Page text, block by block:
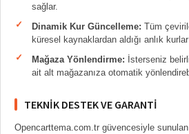
sağlar.
Dinamik Kur Güncelleme: Tüm
küresel kaynaklardan aldığı anlık
Mağaza Yönlendirme: İsterseniz
ait alt mağazanıza otomatik
TEKNIK DESTEK VE GARANTI
Opencarttema.com.tr güvencesiyle